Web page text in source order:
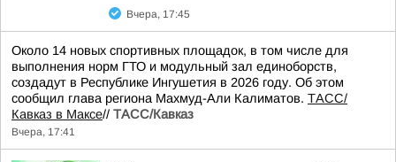
Вчера, 17:45
Около 14 новых спортивных площадок, в том числе для
выполнения норм ГТО и модульный зал единоборств,
создадут в Республике Ингушетия в 2026 году. Об этом
сообщил глава региона Махмуд-Али Калиматов. ТАСС/
Кавказ в Максе// ТАСС/Кавказ
Вчера, 17:41